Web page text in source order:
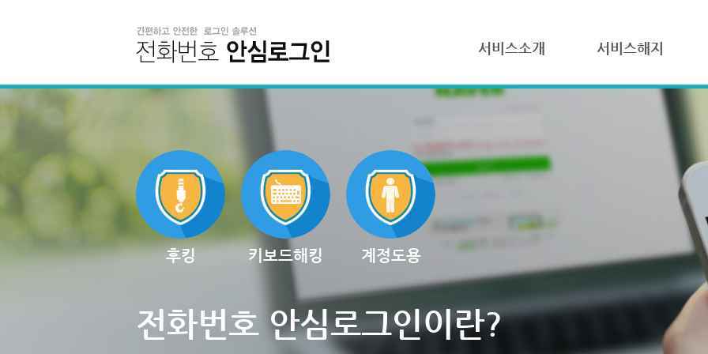
서비스소개 서비스해지
후킹 키보드해킹 계정도용
전화번호 안심로그인이란?